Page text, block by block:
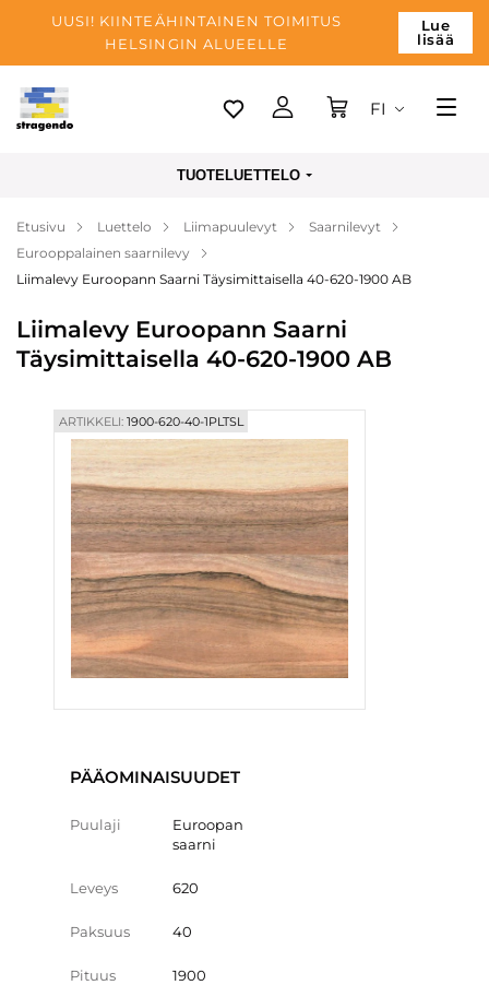
UUSI! KIINTEÄHINTAINEN TOIMITUS
HELSINGIN ALUEELLE
Lue
lisää
Tallinn
Maksu
Yrityksen
Blogi
Yhteystiedot
FI
TUOTELUETTELO
Etusivu Luettelo Liimapuulevyt
Saarnilevyt
Eurooppalainen saarnilevy
Liimalevy Euroopann Saarni Täysimittaisella 40-620-1900 AB
Liimalevy Euroopann Saarni
Täysimittaisella 40-620-1900 AB
ARTIKKELI:1900-620-40-1PLTSL
PÄÄOMINAISUUDET
Puulaji
Euroopan
saarni
Leveys 620
Paksuus 40
Pituus 1900